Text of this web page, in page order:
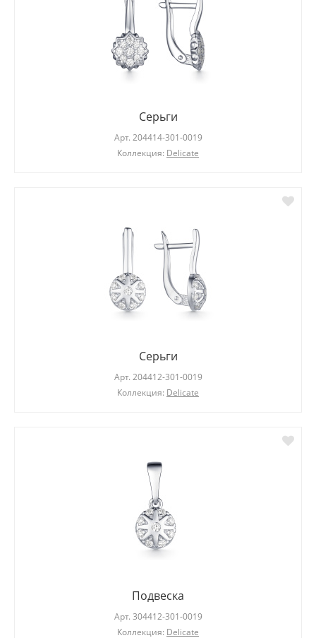
Серьги
Арт. 204414-301-0019
Коллекция: Delicate
Серьги
Арт. 204412-301-0019
Коллекция: Delicate
Подвеска
Арт. 304412-301-0019
Коллекция: Delicate